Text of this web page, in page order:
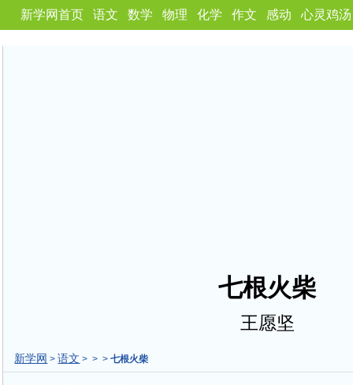
新学网首页 语文 数学 物理 化学 作文 感动 心灵鸡汤
七根火柴
王愿坚
新学网 >语文 > > >七根火柴